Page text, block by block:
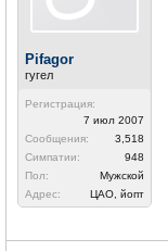
Pifagor
гугел
Регистрация:
7 июл 2007
Сообщения:
3,518
Симпатии:
948
Пол:
Мужской
Адрес:
ЦАО, йопт